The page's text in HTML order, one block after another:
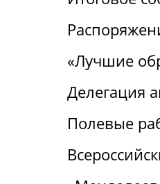
«Лучшие
Делегация
Полевые